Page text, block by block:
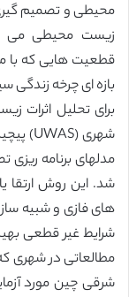
محیطی و تصمیم گیری
زیست محیطی می
قطعیت هایی که با
بازه ای چرخه زندگی
برای تحلیل
شد. این روش ارتقا
های فازی و شبیه
شرایط غیر قطعی
شرقی چین مورد